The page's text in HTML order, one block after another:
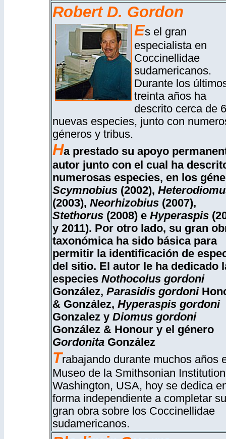
Robert D. Gordon
Es el gran
especialista en
Coccinellidae
sudamericanos.
Durante los
treinta años ha
descrito cerca de
nuevas especies, junto con
géneros y tribus.
Ha prestado su apoyo
autor junto con el cual ha
numerosas especies, en los
Scymnobius(2002),
(2003), Neorhizobius(2007),
Stethorus(2008) e Hyperaspis
y 2011). Por otro lado, su gran
taxonómica ha sido básica para
permitir la identificación de
del sitio. El autor le ha dedicado
especies Nothocolus gordoni
González, Parasidis gordoni
& González, Hyperaspis gordoni
Gonzalez y Diomus gordoni
González & Honour y el género
GordonitaGonzález
Trabajando durante muchos años
Museo de la Smithsonian
Washington, USA, hoy se dedica
forma independiente a completar su
gran obra sobre los Coccinellidae
sudamericanos.